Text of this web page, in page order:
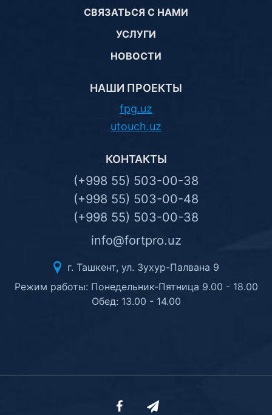
СВЯЗАТЬСЯ С НАМИ
УСЛУГИ
НОВОСТИ
НАШИ ПРОЕКТЫ
fpg.uz
utouch.uz
КОНТАКТЫ
(+998 55) 503-00-38
(+998 55) 503-00-48
(+998 55) 503-00-38
info@fortpro.uz
г. Ташкент, ул. Зухур-Палвана 9
Режим работы: Понедельник-Пятница 9.00 - 18.00
Обед: 13.00 - 14.00